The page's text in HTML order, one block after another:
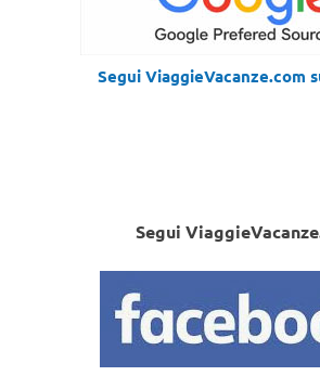
Segui ViaggieVacanze.com
Segui